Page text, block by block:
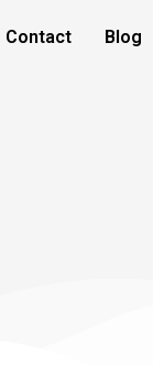
Contact Blog